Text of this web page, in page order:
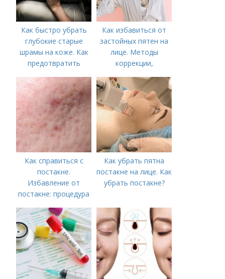
Как быстро убрать
глубокие старые
шрамы на коже. Как
предотвратить
Как избавиться от
застойных пятен на
лице. Методы
коррекции,
акне и удаления
рубцов и шрамов
постакне
Как справиться с
постакне.
Избавление от
постакне: процедура
Как убрать пятна
постакне на лице. Как
убрать постакне?